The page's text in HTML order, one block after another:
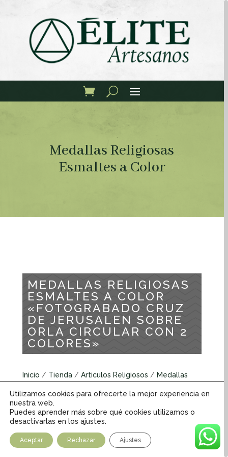
Medallas Religiosas
Esmaltes a Color
MEDALLAS RELIGIOSAS
ESMALTES A COLOR
«FOTOGRABADO CRUZ
DE JERUSALEN SOBRE
ORLA CIRCULAR CON 2
COLORES»
Inicio / Tienda / Articulos Religiosos / Medallas
MEDALLAS RELIGIOSAS ESMALTES A COLOR
«FOTOGRABADO CRUZ DE JERUSALEN SOBRE
ORLA CIRCULAR CON 2 COLORES»
Medallas religiosas esmaltes a color
Utilizamos cookies para ofrecerte la mejor experiencia en
nuestra web.
Puedes aprender más sobre qué cookies utilizamos o
desactivarlas en los ajustes.
Aceptar Rechazar Ajustes